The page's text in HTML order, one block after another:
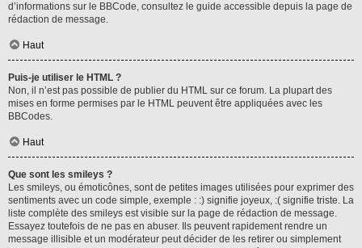
d’informations sur le BBCode, consultez le guide accessible depuis la page de
rédaction de message.
Haut
Puis-je utiliser le HTML ?
Non, il n’est pas possible de publier du HTML sur ce forum. La plupart des
mises en forme permises par le HTML peuvent être appliquées avec les
BBCodes.
Haut
Que sont les smileys ?
Les smileys, ou émoticônes, sont de petites images utilisées pour exprimer des
sentiments avec un code simple, exemple : :) signifie joyeux, :( signifie triste. La
liste complète des smileys est visible sur la page de rédaction de message.
Essayez toutefois de ne pas en abuser. Ils peuvent rapidement rendre un
message illisible et un modérateur peut décider de les retirer ou simplement